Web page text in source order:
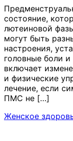
состояние,
лютеиновой
могут быть
настроения,
головные боли
включает
и физические
лечение, если
ПМС не […]
Женское